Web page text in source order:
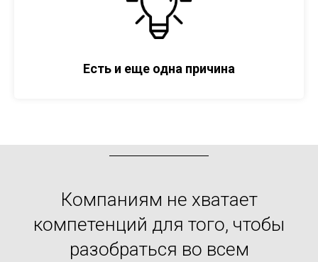
Есть и еще одна причина
Компаниям не хватает
компетенций для того, чтобы
разобраться во всем